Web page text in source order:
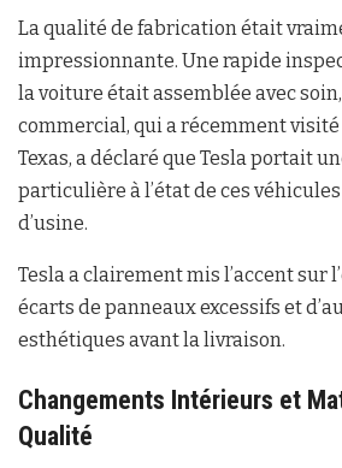
La qualité de fabrication était
impressionnante. Une rapide
la voiture était assemblée avec
commercial, qui a récemment
Texas, a déclaré que Tesla portait
particulière à l’état de ces
d’usine.
Tesla a clairement mis l’accent sur
écarts de panneaux excessifs et
esthétiques avant la livraison.
Changements Intérieurs et
Qualité